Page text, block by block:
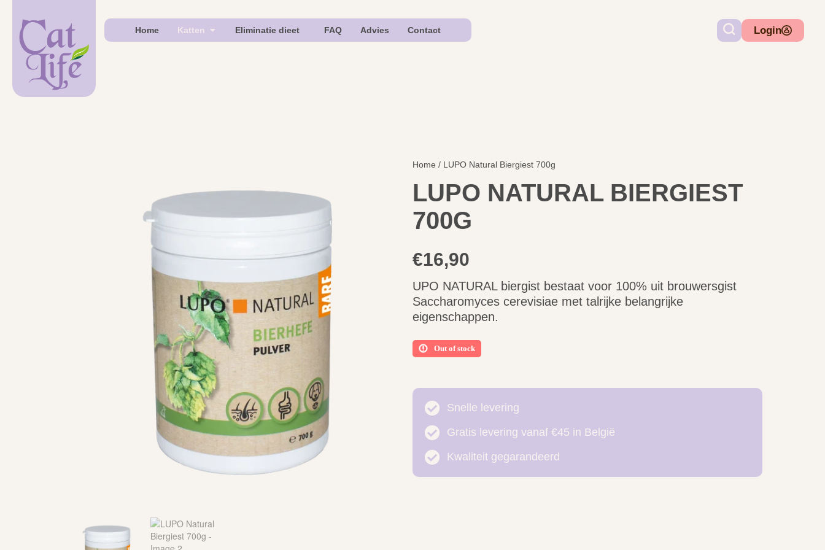
Home Katten Eliminatie dieet FAQ Advies Contact Login
Home / LUPO Natural Biergiest 700g
LUPO NATURAL BIERGIEST
700G
€16,90
UPO NATURAL biergist bestaat voor 100% uit brouwersgist
Saccharomyces cerevisiae met talrijke belangrijke
eigenschappen.
Out of stock
Snelle levering
Gratis levering vanaf €45 in België
Kwaliteit gegarandeerd